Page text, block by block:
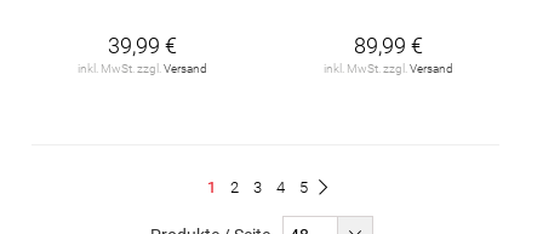
39,99 €
inkl. MwSt. zzgl. Versand
89,99 €
inkl. MwSt. zzgl. Versand
Du
1 Seite
2 Seite
3 Seite
4 Seite
5